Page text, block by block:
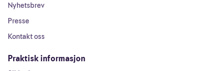
Nyhetsbrev
Presse
Kontakt oss
Praktisk informasjon